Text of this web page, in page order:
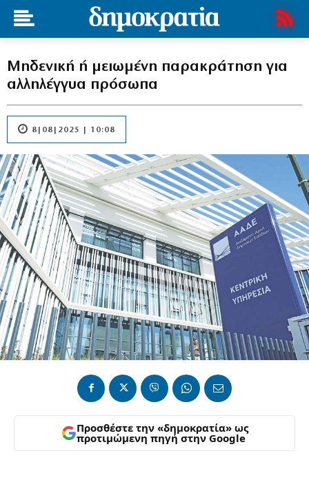
Μηδενική ή μειωμένη παρακράτηση για
αλληλέγγυα πρόσωπα
8|08|2025 | 10:08
Προσθέστε την «δημοκρατία» ως
προτιμώμενη πηγή στην Google